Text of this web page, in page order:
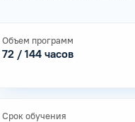
Объем программ
72 / 144 часов
Срок обучения